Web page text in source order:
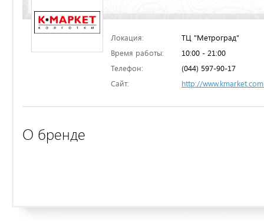
Локация:
ТЦ "Метроград"
Время работы:
10:00 - 21:00
Телефон:
(044) 597-90-17
Сайт:
http://
О бренде